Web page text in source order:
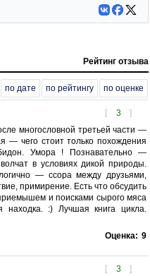
Рейтинг отзыва
по дате по рейтингу по оценке
[ 3 ]
многословной третьей части —
— чего стоит только похождения
Умора ! Познавательно —
в условиях дикой природы.
— ссора между друзьями,
примирение. Есть что обсудить
и поисками сырого мяса
:) Лучшая книга цикла.
Оценка: 9
[ 3 ]